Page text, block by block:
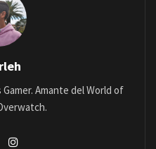
Amante del World of